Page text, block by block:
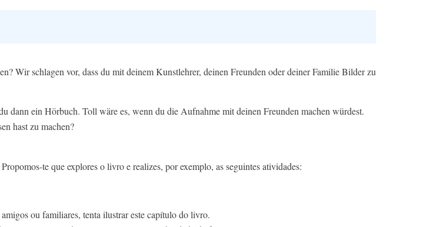
Wir schlagen vor, dass du mit deinem Kunstlehrer, deinen Freunden oder deiner Familie Bilder zu
dann ein Hörbuch. Toll wäre es, wenn du die Aufnahme mit deinen Freunden machen würdest.
hast zu machen?
te que explores o livro e realizes, por exemplo, as seguintes atividades:
ou familiares, tenta ilustrar este capítulo do livro.